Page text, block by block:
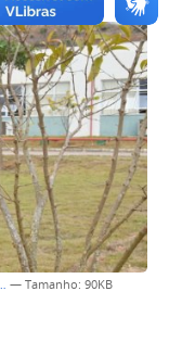
— Tamanho: 90KB